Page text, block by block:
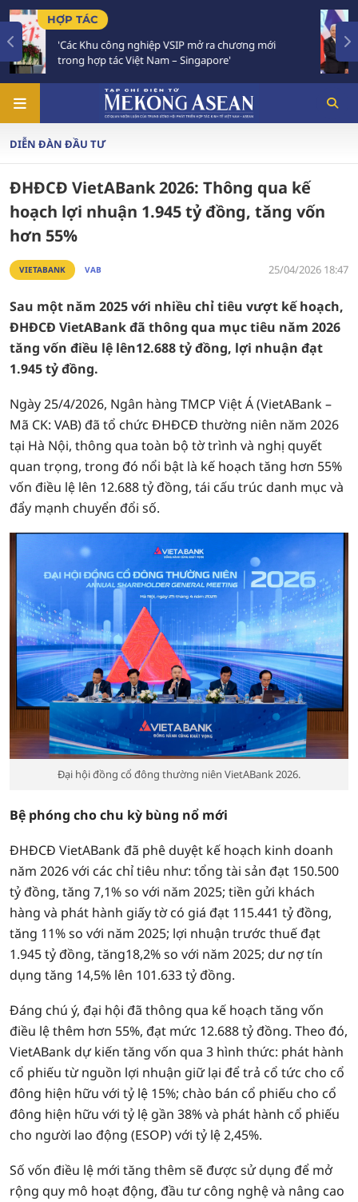
mới
Việt Nam - Thái Lan nhất trí triển khai thực
Chiến lược 'Ba kết nối'
DIỄN ĐÀN ĐẦU TƯ
ĐHĐCĐ VietABank 2026: Thông qua kế
hoạch lợi nhuận 1.945 tỷ đồng, tăng vốn
hơn 55%
VIETABANK VAB 25/04/2026 18:47
Sau một năm 2025 với nhiều chỉ tiêu vượt kế hoạch,
ĐHĐCĐ VietABank đã thông qua mục tiêu năm 2026
tăng vốn điều lệ lên12.688 tỷ đồng, lợi nhuận đạt
1.945 tỷ đồng.
Ngày 25/4/2026, Ngân hàng TMCP Việt Á (VietABank –
Mã CK: VAB) đã tổ chức ĐHĐCĐ thường niên năm 2026
tại Hà Nội, thông qua toàn bộ tờ trình và nghị quyết
quan trọng, trong đó nổi bật là kế hoạch tăng hơn 55%
vốn điều lệ lên 12.688 tỷ đồng, tái cấu trúc danh mục và
đẩy mạnh chuyển đổi số.
Đại hội đồng cổ đông thường niên VietABank 2026.
Bệ phóng cho chu kỳ bùng nổ mới
ĐHĐCĐ VietABank đã phê duyệt kế hoạch kinh doanh
năm 2026 với các chỉ tiêu như: tổng tài sản đạt 150.500
tỷ đồng, tăng 7,1% so với năm 2025; tiền gửi khách
hàng và phát hành giấy tờ có giá đạt 115.441 tỷ đồng,
tăng 11% so với năm 2025; lợi nhuận trước thuế đạt
1.945 tỷ đồng, tăng18,2% so với năm 2025; dư nợ tín
dụng tăng 14,5% lên 101.633 tỷ đồng.
Đáng chú ý, đại hội đã thông qua kế hoạch tăng vốn
điều lệ thêm hơn 55%, đạt mức 12.688 tỷ đồng. Theo đó,
VietABank dự kiến tăng vốn qua 3 hình thức: phát hành
cổ phiếu từ nguồn lợi nhuận giữ lại để trả cổ tức cho cổ
đông hiện hữu với tỷ lệ 15%; chào bán cổ phiếu cho cổ
đông hiện hữu với tỷ lệ gần 38% và phát hành cổ phiếu
cho người lao động (ESOP) với tỷ lệ 2,45%.
Số vốn điều lệ mới tăng thêm sẽ được sử dụng để mở
rộng quy mô hoạt động, đầu tư công nghệ và nâng cao